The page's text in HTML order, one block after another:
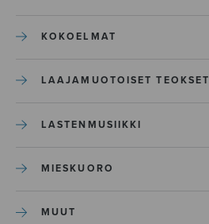
KOKOELMAT
LAAJAMUOTOISET TEOKSET
LASTENMUSIIKKI
MIESKUORO
MUUT